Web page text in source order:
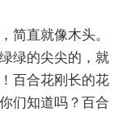
直就像木头。
绿的尖尖的，就
百合花刚长的花
们知道吗？百合